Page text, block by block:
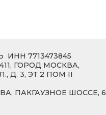
7713473845
ГОРОД МОСКВА,
Д. 3, ЭТ 2 ПОМ II
ПАКГАУЗНОЕ ШОССЕ, 6